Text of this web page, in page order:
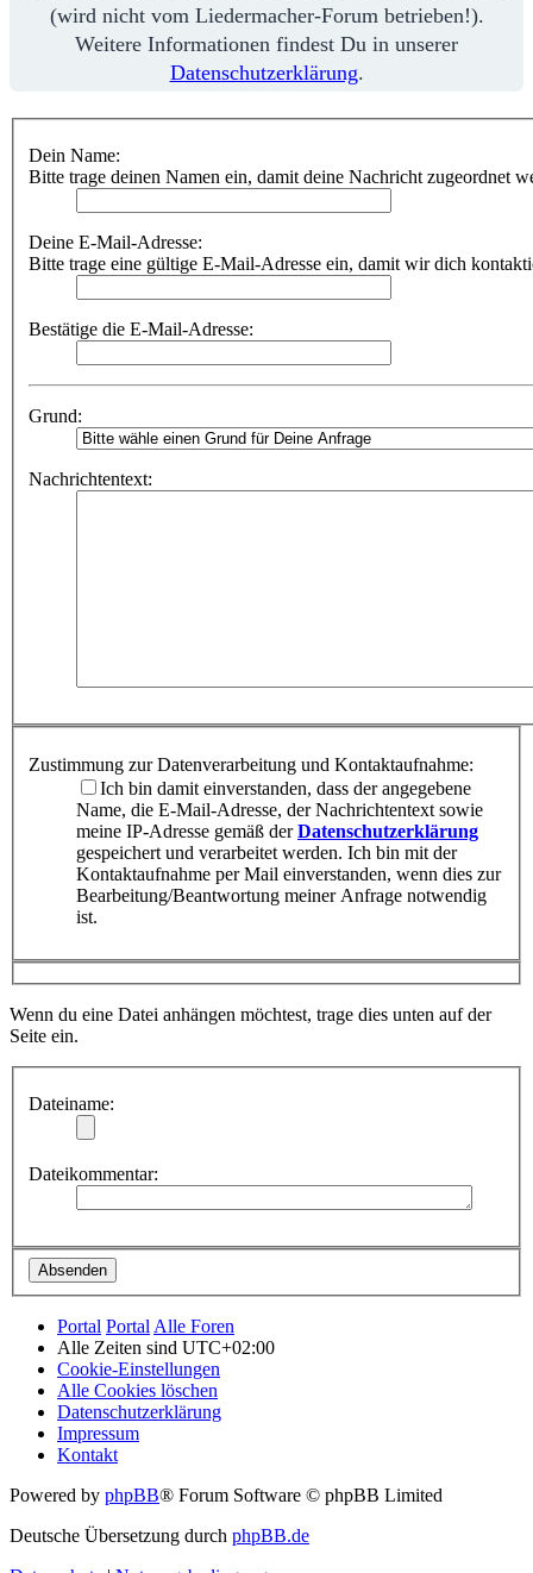
(wird nicht vom Liedermacher-Forum betrieben!).
Weitere Informationen findest Du in unserer
Datenschutzerklärung.
Dein Name:
Bitte trage deinen Namen ein, damit deine Nachricht zugeordnet
Deine E-Mail-Adresse:
Bitte trage eine gültige E-Mail-Adresse ein, damit wir dich
Bestätige die E-Mail-Adresse:
Grund:
Nachrichtentext:
Zustimmung zur Datenverarbeitung und Kontaktaufnahme:
Ich bin damit einverstanden, dass der angegebene
Name, die E-Mail-Adresse, der Nachrichtentext sowie
meine IP-Adresse gemäß derDatenschutzerklärung
gespeichert und verarbeitet werden. Ich bin mit der
Kontaktaufnahme per Mail einverstanden, wenn dies zur
Bearbeitung/Beantwortung meiner Anfrage notwendig
ist.
Wenn du eine Datei anhängen möchtest, trage dies unten auf der
Seite ein.
Dateiname:
Dateikommentar:
Portal Portal Alle Foren
Alle Zeiten sind UTC+02:00
Cookie-Einstellungen
Alle Cookies löschen
Datenschutzerklärung
Impressum
Kontakt
Powered by phpBB® Forum Software © phpBB Limited
Deutsche Übersetzung durch phpBB.de